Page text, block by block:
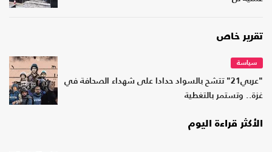
تقرير خاص
سياسة
"عربي21" تتشح بالسواد حدادا على شهداء الصحافة في
غزة.. وتستمر بالتغطية
الأكثر قراءة اليوم